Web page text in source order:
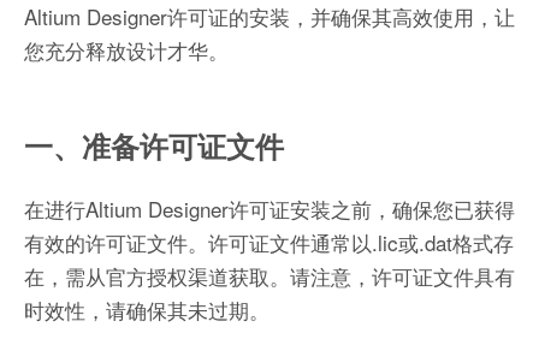
Altium Designer许可证的安装，并确保其高效使用，让
您充分释放设计才华。
一、准备许可证文件
在进行Altium Designer许可证安装之前，确保您已获得
有效的许可证文件。许可证文件通常以.lic或.dat格式存
在，需从官方授权渠道获取。请注意，许可证文件具有
时效性，请确保其未过期。